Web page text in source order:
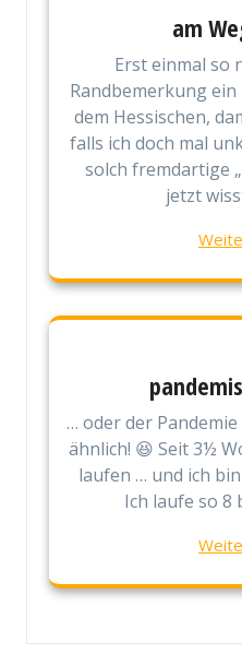
am
Erst einmal so
Randbemerkung ein
dem Hessischen,
falls ich doch mal
solch fremdartige
jetzt
… oder der
ähnlich! 😆 Seit 3½
laufen … und ich
Ich laufe so 8